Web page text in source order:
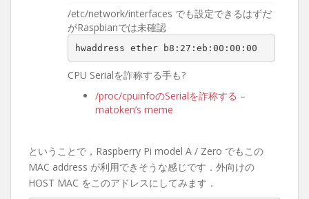
/etc/network/interfaces でも設定できるはずだ
がRaspbianでは未確認
hwaddress ether b8:27:eb:00:00:00
CPU Serialを詐称する手も?
/proc/cpuinfoのSerialを詐称する –
matoken’s meme
ということで，Raspberry Pi model A / Zero でもこの
MAC address が利用できそうな感じです．外向けの
HOST MAC をこのアドレスにしてみます．